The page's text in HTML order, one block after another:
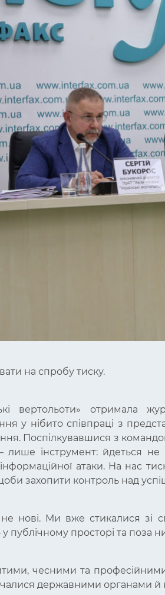
на спробу тиску.
вертольоти» отримала
у нібито співпраці з
Поспілкувавшися з
інструмент: йдеться не
атаки. На нас
захопити контроль над
не нові. Ми вже стикалися зі
публічному просторі та поза
чесними та
державними органами й